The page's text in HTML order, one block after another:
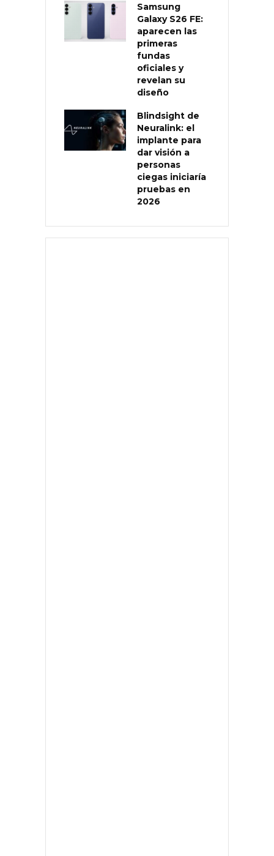
Samsung
Galaxy S26 FE:
aparecen las
primeras
fundas
oficiales y
revelan su
diseño
Blindsight de
Neuralink: el
implante para
dar visión a
personas
ciegas iniciaría
pruebas en
2026